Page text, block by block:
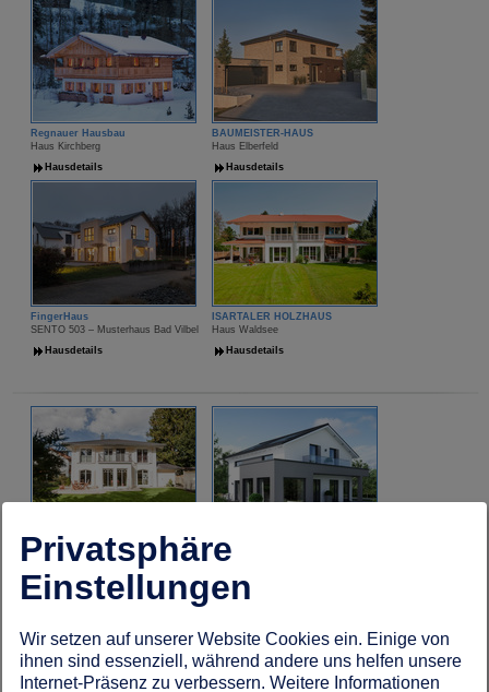
Regnauer Hausbau
Haus Kirchberg
Hausdetails
BAUMEISTER-HAUS
Haus Elberfeld
Hausdetails
FingerHaus
SENTO 503 – Musterhaus Bad Vilbel
Hausdetails
ISARTALER HOLZHAUS
Haus Waldsee
Hausdetails
ISARTALER HOLZHAUS
Villa Victoria
Hausdetails
Living Haus
SUNSHINE 165 Ulm
Privatsphäre
Einstellungen
Wir setzen auf unserer Website Cookies ein. Einige von
ihnen sind essenziell, während andere uns helfen unsere
Internet-Präsenz zu verbessern. Weitere Informationen